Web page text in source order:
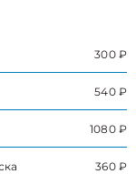
300 ₽
540 ₽
1080 ₽
360 ₽